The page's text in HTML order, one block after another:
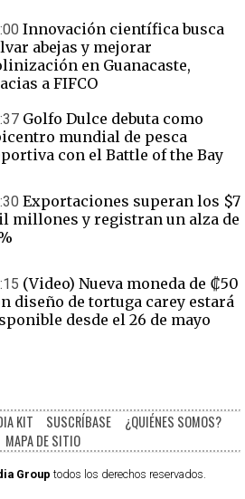
Innovación científica busca
abejas y mejorar
en Guanacaste,
a FIFCO
Golfo Dulce debuta como
mundial de pesca
con el Battle of the Bay
Exportaciones superan los $7
millones y registran un alza de
(Video) Nueva moneda de ₡50
diseño de tortuga carey estará
desde el 26 de mayo
KIT SUSCRÍBASE
¿QUIÉNES SOMOS?
MAPA DE SITIO
Group todos los derechos reservados.